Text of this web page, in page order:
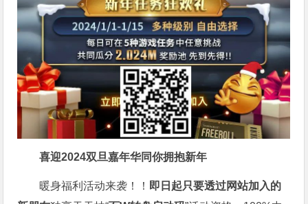
喜迎2024双旦嘉年华同你拥抱新年
暖身福利活动来袭！！ 即日起只要透过网站加入的